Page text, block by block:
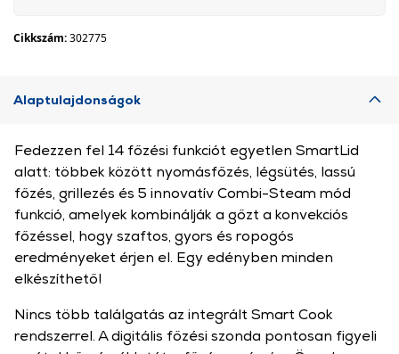
Cikkszám:302775
Alaptulajdonságok
Fedezzen fel 14 főzési funkciót egyetlen SmartLid
alatt: többek között nyomásfőzés, légsütés, lassú
főzés, grillezés és 5 innovatív Combi-Steam mód
funkció, amelyek kombinálják a gőzt a konvekciós
főzéssel, hogy szaftos, gyors és ropogós
eredményeket érjen el. Egy edényben minden
elkészíthető!
Nincs több találgatás az integrált Smart Cook
rendszerrel. A digitális főzési szonda pontosan figyeli